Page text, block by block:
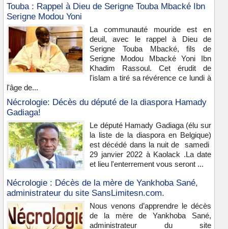
Touba : Rappel à Dieu de Serigne Touba Mbacké Ibn
Serigne Modou Yoni
La communauté mouride est en
deuil, avec le rappel à Dieu de
Serigne Touba Mbacké, fils de
Serigne Modou Mbacké Yoni Ibn
Khadim Rassoul. Cet érudit de
l'islam a tiré sa révérence ce lundi à
l'âge de...
Nécrologie: Décès du député de la diaspora Hamady
Gadiaga!
Le député Hamady Gadiaga (élu sur
la liste de la diaspora en Belgique)
est décédé dans la nuit de samedi
29 janvier 2022 à Kaolack .La date
et lieu l'enterrement vous seront ...
Nécrologie : Décès de la mère de Yankhoba Sané,
administrateur du site SansLimitesn.com.
Nous venons d’apprendre le décès
de la mère de Yankhoba Sané,
administrateur du site